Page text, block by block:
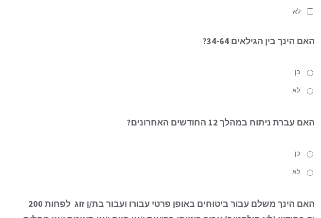
לא
האם הינך בין הגילאים 34-64?
כן
לא
האם עברת ניתוח במהלך 12 החודשים האחרונים?
כן
לא
האם הינך משלם עבור ביטוחים באופן פרטי עבורו ועבור בת/ן זוג
לפחות 200